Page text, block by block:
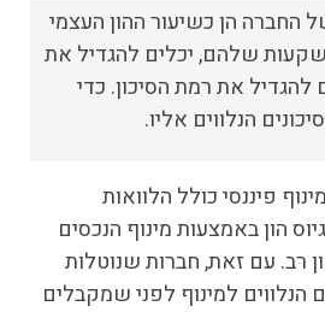
ההון העצמי. אם היחס הוא 1, שיעור ההתחייבויות של החברה הן כשיעור ההון העצמי
שממנפים את ההשקעות שלהם, יכלים להגדיל את
את רמת הסיכון. כדי
הנלווים אליו.
פיננסי כולל הלוואות
הון באמצעות מינוף הנכסים
רב. עם זאת, חברות שנוטלות
הנלווים למינוף לפני שמקבלים